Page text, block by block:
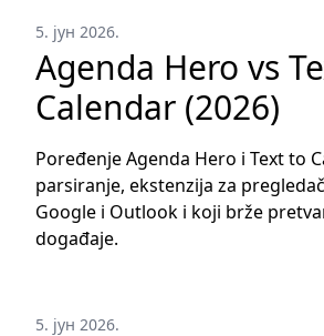
5. јун 2026.
Agenda Hero vs
Calendar (2026)
Poređenje Agenda Hero i Text to
parsiranje, ekstenzija za
Google i Outlook i koji brže
događaje.
5. јун 2026.